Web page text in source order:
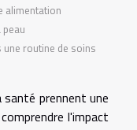
alimentation
routine de soins
santé prennent une
l'impact